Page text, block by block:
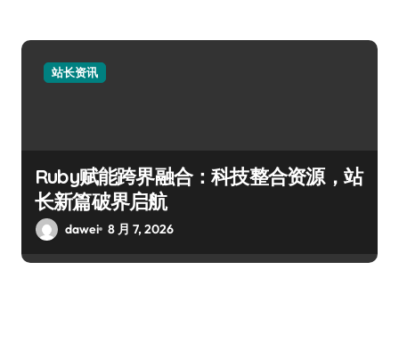
站长资讯
Ruby赋能跨界融合：科技整合资源，站
长新篇破界启航
dawei 8 月 7, 2026